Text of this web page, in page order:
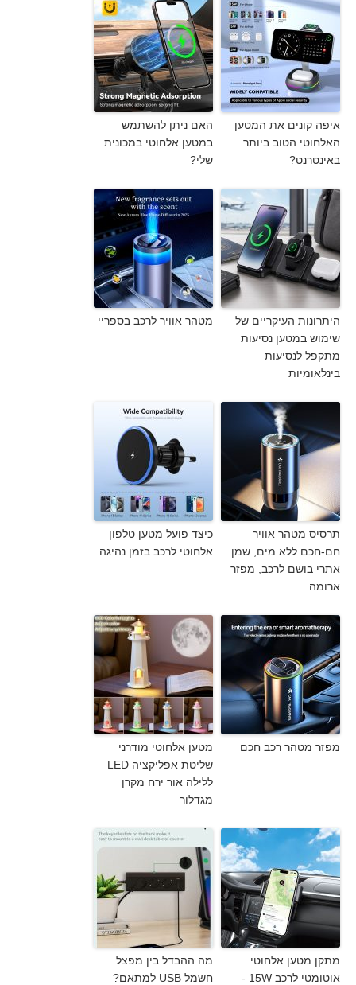
איפה קונים את המטען
האלחוטי הטוב ביותר
באינטרנט?
האם ניתן להשתמש
במטען אלחוטי במכונית
שלי?
היתרונות העיקריים של
שימוש במטען נסיעות
מתקפל לנסיעות
בינלאומיות
מטהר אוויר לרכב בספריי
תרסיס מטהר אוויר
חם-חכם ללא מים, שמן
אתרי בושם לרכב, מפזר
ארומה
כיצד פועל מטען טלפון
אלחוטי לרכב בזמן נהיגה
מפזר מטהר רכב חכם
מטען אלחוטי מודרני
שליטת אפליקציה LED
ללילה אור ירח מקרן
מגדלור
מתקן מטען אלחוטי
אוטומטי לרכב 15W -
מה ההבדל בין מפצל
חשמל USB למתאם?